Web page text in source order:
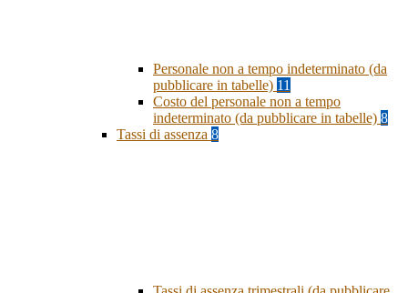
Personale non a tempo indeterminato (da
pubblicare in tabelle) 11
Costo del personale non a tempo
indeterminato (da pubblicare in tabelle) 8
Tassi di assenza 8